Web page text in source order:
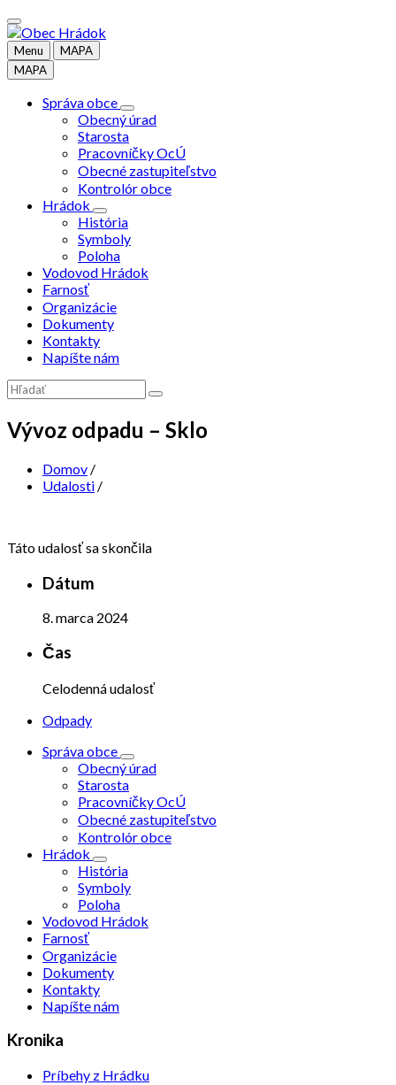
Preskočiť
na
obsah
Preskočiť
na
ľavý
panel
Preskočiť
na
pätičku
Menu
MAPA
MAPA
Správa obce
Obecný úrad
Starosta
Pracovníčky OcÚ
Obecné zastupiteľstvo
Kontrolór obce
Hrádok
História
Symboly
Poloha
Vodovod Hrádok
Farnosť
Organizácie
Dokumenty
Kontakty
Napíšte nám
Vyhľadávanie:
Vývoz odpadu – Sklo
Domov /
Udalosti /
Táto udalosť sa skončila
Dátum
8. marca 2024
Čas
Celodenná udalosť
Odpady
Správa obce
Obecný úrad
Starosta
Pracovníčky OcÚ
Obecné zastupiteľstvo
Kontrolór obce
Hrádok
História
Symboly
Poloha
Vodovod Hrádok
Farnosť
Organizácie
Dokumenty
Kontakty
Napíšte nám
Kronika
Príbehy z Hrádku